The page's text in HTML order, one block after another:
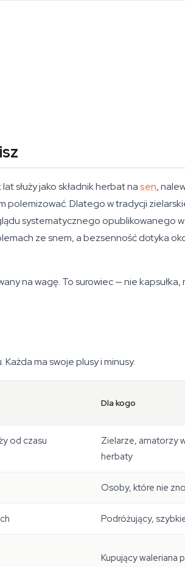
służy jako składnik herbat nasen,
Dlatego w tradycji
systematycznego opublikowanego
ze snem, a bezsenność dotyka
na wagę. To surowiec — nie
ma swoje plusy i minusy.
Dla kogo
od czasu
Zielarze, amatorzy
herbaty
Osoby, które nie
Podróżujący,
Kupujący waleriana